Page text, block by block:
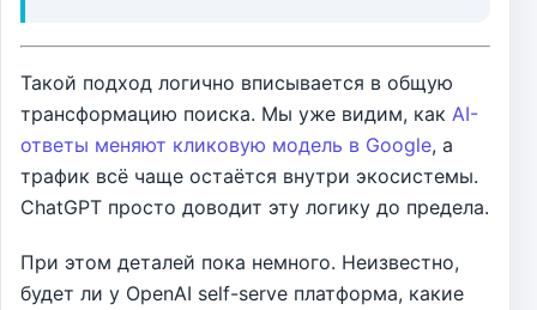
Такой подход логично вписывается в общую
трансформацию поиска. Мы уже видим, как AI-
ответы меняют кликовую модель в Google, а
трафик всё чаще остаётся внутри экосистемы.
ChatGPT просто доводит эту логику до предела.
При этом деталей пока немного. Неизвестно,
будет ли у OpenAI self-serve платформа, какие